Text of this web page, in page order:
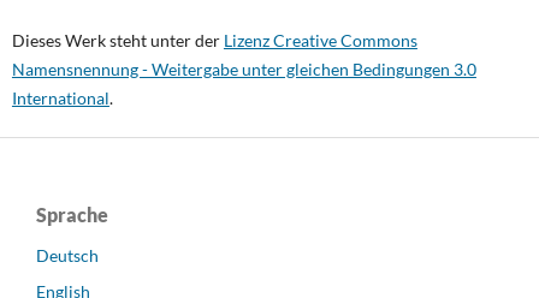
Dieses Werk steht unter der Lizenz Creative Commons
Namensnennung - Weitergabe unter gleichen Bedingungen 3.0
International.
Sprache
Deutsch
English